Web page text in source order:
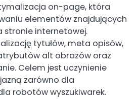
on-page, która
elementów znajdujących
stronie internetowej.
tytułów, meta opisów,
alt obrazów oraz
Celem jest uczynienie
zarówno dla
robotów wyszukiwarek.